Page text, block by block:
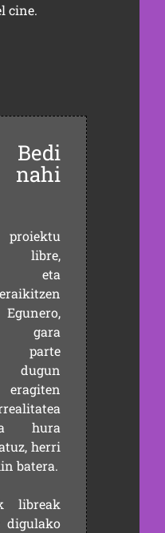
cine.
nahi
libre,
eta
gara
parte
hura
herri
batera.
libreak